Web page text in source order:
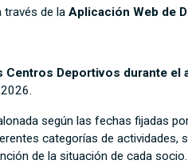
través de la Aplicación Web de
Deportivos durante el
según las fechas fijadas
categorías de
de la situación de cada socio.